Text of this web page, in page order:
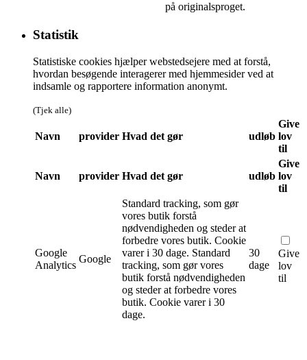
på originalsproget.
Statistik
Statistiske cookies hjælper webstedsejere med at forstå,
hvordan besøgende interagerer med hjemmesider ved at
indsamle og rapportere information anonymt.
(Tjek alle)
Navn provider Hvad det gør udløb
Give
lov
til
Navn provider Hvad det gør udløb
Give
lov
til
Google
Analytics
Google
Standard tracking, som gør
vores butik forstå
nødvendigheden og steder at
forbedre vores butik. Cookie
varer i 30 dage. Standard
tracking, som gør vores
butik forstå nødvendigheden
og steder at forbedre vores
butik. Cookie varer i 30
dage.
30
dage
Give
lov
til